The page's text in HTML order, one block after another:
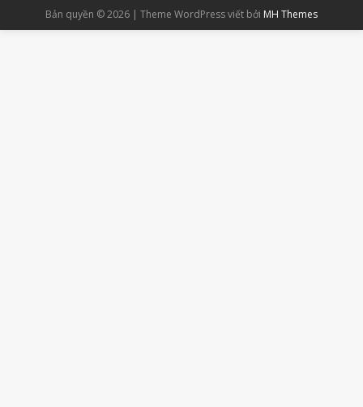
Bản quyền © 2026 | Theme WordPress viết bởi MH Themes